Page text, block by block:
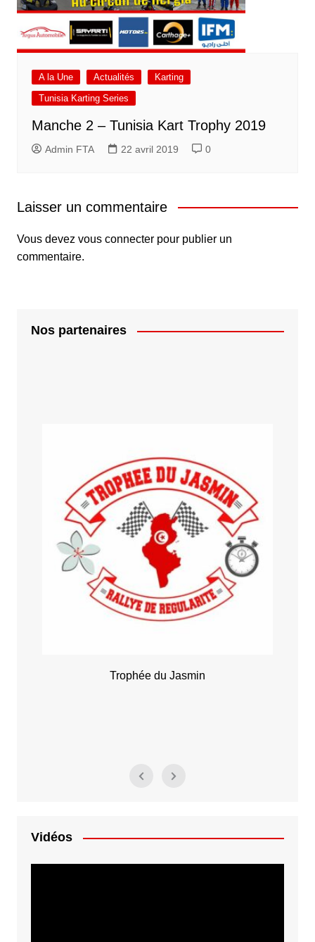
A la Une Actualités
Karting
Tunisia Karting Series
Manche 2 – Tunisia Kart Trophy 2019
Admin FTA 22 avril 2019 0
Laisser un commentaire
Vous devez vous connecterpour publier un
commentaire.
Nos partenaires
Trophée du Jasmin
Vidéos